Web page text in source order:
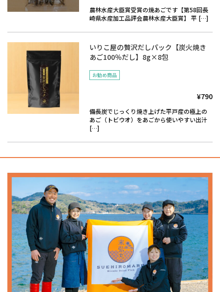
農林水産大臣賞受賞の焼あごです【第58回長
崎県水産加工品評会農林水産大臣賞】 平 […]
いりこ屋の贅沢だしパック【炭火焼き
あご100％だし】8g×8包
お勧め商品
¥790
備長炭でじっくり焼き上げた平戸産の極上の
あご（トビウオ）をあごから使いやすい出汁
[…]